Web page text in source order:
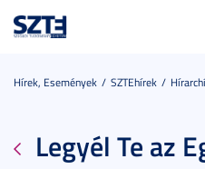
Hírek, Események SZTEhírek
Legyél Te az